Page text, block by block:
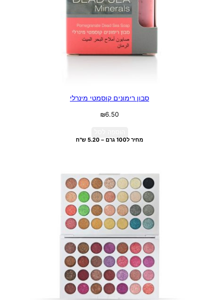
סבון רימונים קוסמטי מינרלי
₪6.50
מחיר ל100 גרם – 5.20 ש"ח